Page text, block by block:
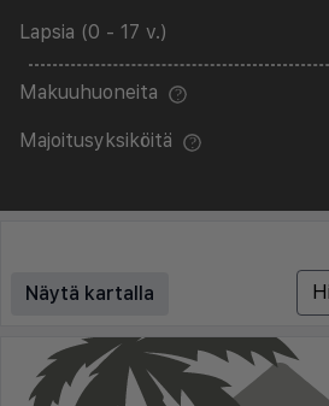
Lapsia (0 - 17 v.)
Makuuhuoneita
Majoitusyksiköitä
Näytä kartalla